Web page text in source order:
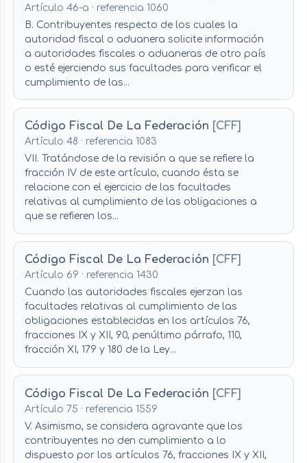
Artículo 46-a · referencia 1060
B. Contribuyentes respecto de los cuales la
autoridad fiscal o aduanera solicite información
a autoridades fiscales o aduaneras de otro país
o esté ejerciendo sus facultades para verificar el
cumplimiento de las...
Código Fiscal De La Federación [CFF]
Artículo 48 · referencia 1083
VII. Tratándose de la revisión a que se refiere la
fracción IV de este artículo, cuando ésta se
relacione con el ejercicio de las facultades
relativas al cumplimiento de las obligaciones a
que se refieren los...
Código Fiscal De La Federación [CFF]
Artículo 69 · referencia 1430
Cuando las autoridades fiscales ejerzan las
facultades relativas al cumplimiento de las
obligaciones establecidas en los artículos 76,
fracciones IX y XII, 90, penúltimo párrafo, 110,
fracción XI, 179 y 180 de la Ley...
Código Fiscal De La Federación [CFF]
Artículo 75 · referencia 1559
V. Asimismo, se considera agravante que los
contribuyentes no den cumplimiento a lo
dispuesto por los artículos 76, fracciones IX y XII,